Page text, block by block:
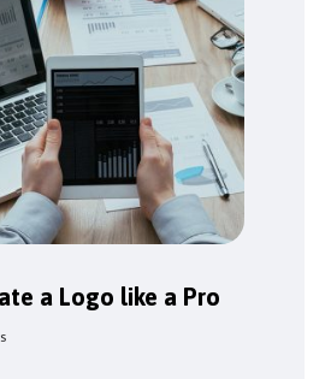
a Logo like a Pro